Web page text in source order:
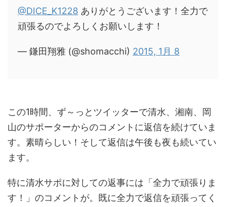
@DICE_K1228 ありがとうございます！全力で
頑張るのでよろしくお願いします！
— 鎌田翔雅 (@shomacchi) 2015, 1月 8
この1時間、ず～っとツイッターで清水、湘南、岡
山のサポーターからのコメントに返信を続けていま
す。素晴らしい！そして返信は午後も夜も続いてい
ます。
特に清水サポに対しての返事には「全力で頑張りま
す！」のコメントが。既に全力で返信を頑張ってく